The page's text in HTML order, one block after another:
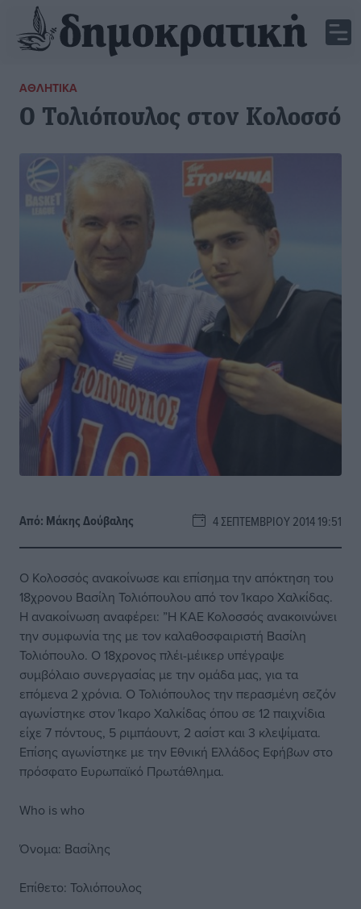
ΑΘΛΗΤΙΚΆ
Ο Τολιόπουλος στον Κολοσσό
Από: Μάκης Δούβαλης 4 ΣΕΠΤΕΜΒΡΊΟΥ 2014 19:51
Ο Κολοσσός ανακοίνωσε και επίσημα την απόκτηση του
18χρονου Βασίλη Τολιόπουλου από τον Ίκαρο Χαλκίδας.
Η ανακοίνωση αναφέρει: ”Η ΚΑΕ Κολοσσός ανακοινώνει
την συμφωνία της με τον καλαθοσφαιριστή Βασίλη
Τολιόπουλο. Ο 18χρονος πλέι-μέικερ υπέγραψε
συμβόλαιο συνεργασίας με την ομάδα μας, για τα
επόμενα 2 χρόνια. Ο Τολιόπουλος την περασμένη σεζόν
αγωνίστηκε στον Ίκαρο Χαλκίδας όπου σε 12 παιχνίδια
είχε 7 πόντους, 5 ριμπάουντ, 2 ασίστ και 3 κλεψίματα.
Επίσης αγωνίστηκε με την Εθνική Ελλάδος Εφήβων στο
πρόσφατο Ευρωπαϊκό Πρωτάθλημα.
Who is who
Όνομα: Βασίλης
Επίθετο: Τολιόπουλος